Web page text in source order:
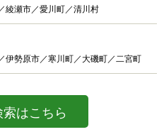
綾瀬市／愛川町／清川村
伊勢原市／寒川町／大磯町／二宮町
はこちら